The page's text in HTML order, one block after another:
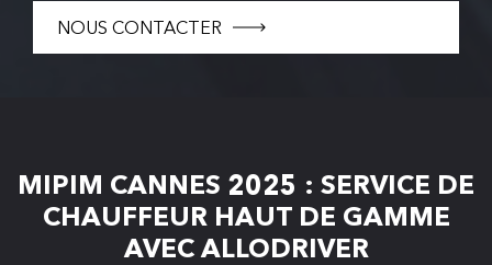
NOUS CONTACTER
MIPIM CANNES 2025 : SERVICE DE
CHAUFFEUR HAUT DE GAMME
AVEC ALLODRIVER